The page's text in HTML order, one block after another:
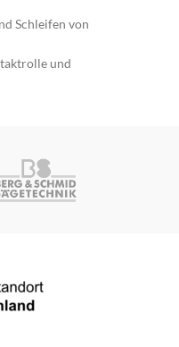
Schleifen von
und